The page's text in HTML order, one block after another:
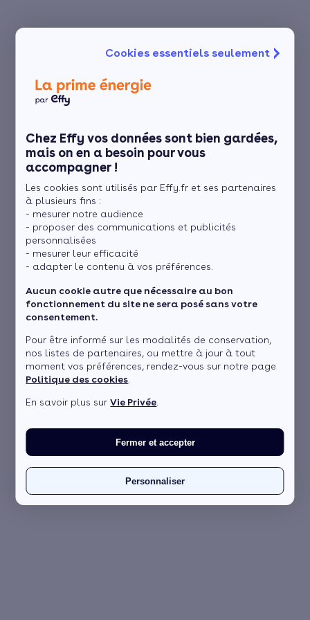
Cookies essentiels seulement
Chez Effy vos données sont bien gardées,
mais on en a besoin pour vous
accompagner !
Les cookies sont utilisés par Effy.fr et ses partenaires
à plusieurs fins :
- mesurer notre audience
- proposer des communications et publicités
personnalisées
- mesurer leur efficacité
- adapter le contenu à vos préférences.
Aucun cookie autre que nécessaire au bon
fonctionnement du site ne sera posé sans votre
consentement.
Pour être informé sur les modalités de conservation,
nos listes de partenaires, ou mettre à jour à tout
moment vos préférences, rendez-vous sur notre page
Politique des cookies
En savoir plus surVie Privée
Fermer et accepter
Personnaliser